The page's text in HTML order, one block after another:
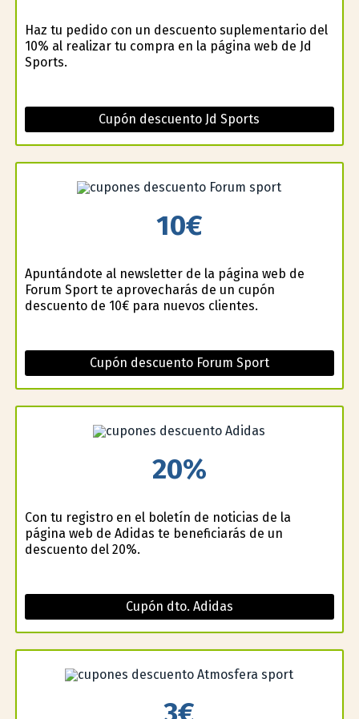
Haz tu pedido con un descuento suplementario del
10% al realizar tu compra en la página web de Jd
Sports.
Cupón descuento Jd Sports
10€
Apuntándote al newsletter de la página web de
Forum Sport te aprovecharás de un cupón
descuento de 10€ para nuevos clientes.
Cupón descuento Forum Sport
20%
Con tu registro en el boletín de noticias de la
página web de Adidas te beneficiarás de un
descuento del 20%.
Cupón dto. Adidas
3€